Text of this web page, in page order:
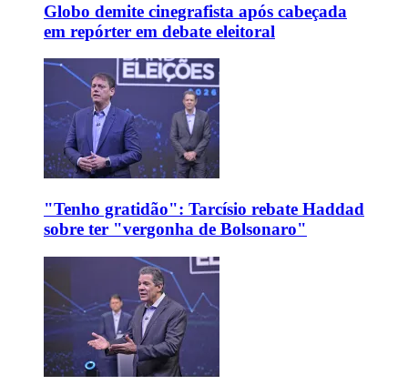
Globo demite cinegrafista após cabeçada
em repórter em debate eleitoral
"Tenho gratidão": Tarcísio rebate Haddad
sobre ter "vergonha de Bolsonaro"